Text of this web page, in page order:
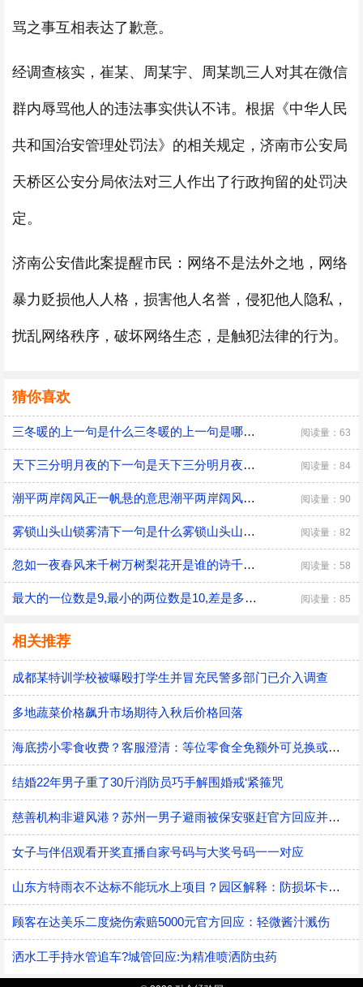
骂之事互相表达了歉意。
经调查核实，崔某、周某宇、周某凯三人对其在微信
群内辱骂他人的违法事实供认不讳。根据《中华人民
共和国治安管理处罚法》的相关规定，济南市公安局
天桥区公安分局依法对三人作出了行政拘留的处罚决
定。
济南公安借此案提醒市民：网络不是法外之地，网络
暴力贬损他人人格，损害他人名誉，侵犯他人隐私，
扰乱网络秩序，破坏网络生态，是触犯法律的行为。
猜你喜欢
三冬暖的上一句是什么三冬暖的上一句是哪一句 阅读量：63
天下三分明月夜的下一句是天下三分明月夜的下一句 阅读量：84
潮平两岸阔风正一帆悬的意思潮平两岸阔风正一帆悬出处 阅读量：90
雾锁山头山锁雾清下一句是什么雾锁山头山锁雾清下一句是哪一句 阅读量：82
忽如一夜春风来千树万树梨花开是谁的诗千树万树梨花开是哪一首诗 阅读量：58
最大的一位数是9,最小的两位数是10,差是多少最大的一位数和最小的两位数的差等于多少 阅读量：85
相关推荐
成都某特训学校被曝殴打学生并冒充民警多部门已介入调查
多地蔬菜价格飙升市场期待入秋后价格回落
海底捞小零食收费？客服澄清：等位零食全免额外可兑换或购买
结婚22年男子重了30斤消防员巧手解围婚戒‘紧箍咒
慈善机构非避风港？苏州一男子避雨被保安驱赶官方回应并致歉
女子与伴侣观看开奖直播自家号码与大奖号码一一对应
山东方特雨衣不达标不能玩水上项目？园区解释：防损坏卡机风险
顾客在达美乐二度烧伤索赔5000元官方回应：轻微酱汁溅伤
洒水工手持水管追车?城管回应:为精准喷洒防虫药